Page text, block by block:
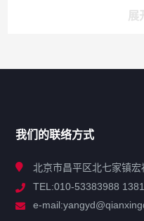
展
解决方案
我们的联络方式
北京市昌平区北七家镇
TEL:010-53383988
e-